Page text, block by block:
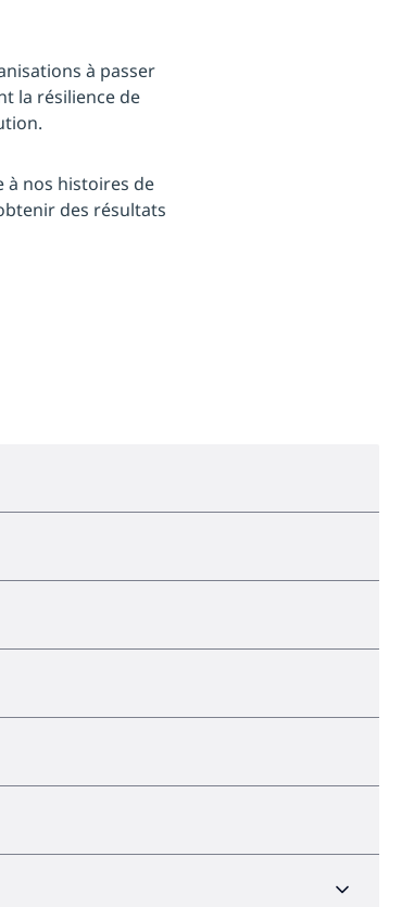
à passer
la résilience de
à nos histoires de
des résultats